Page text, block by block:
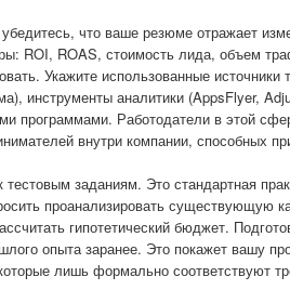
убедитесь, что ваше резюме отражает
ROI, ROAS, стоимость лида, объем
Укажите использованные
инструменты аналитики (AppsFlyer,
программами. Работодатели в этой
внутри компании, способных
тестовым заданиям. Это стандартная
проанализировать существующую
гипотетический бюджет.
опыта заранее. Это покажет вашу
лишь формально соответствуют